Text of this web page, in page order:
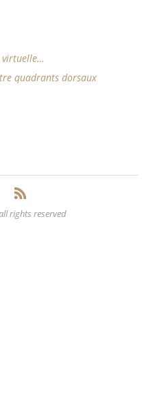
virtuelle…
quadrants dorsaux
rights reserved